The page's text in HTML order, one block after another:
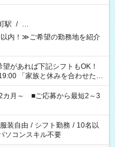
駅 / …
内！≫ご希望の勤務地を紹介
わせた
したい」 「できれば残業はし
ね。 ※Wワーク希望
勤務時間と、もう1つのお仕事
える場合は応募できません。
2カ月～ ■ご応募から最短2～3
服装自由 / シフト勤務 / 10名以
ソコンスキル不要